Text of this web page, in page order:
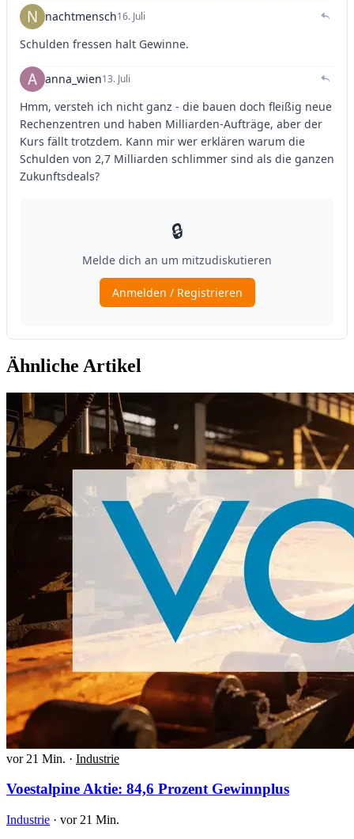
Ähnliche Artikel
vor 21 Min. · Industrie
Voestalpine Aktie: 84,6 Prozent Gewinnplus
Industrie · vor 21 Min.